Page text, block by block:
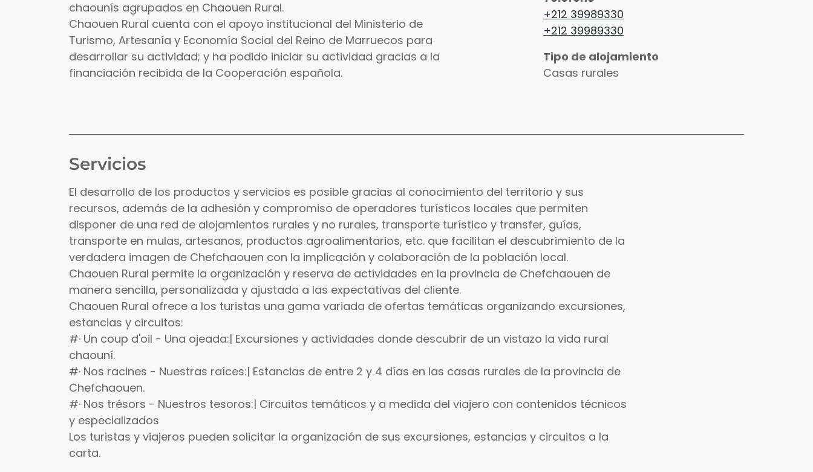
+212 39989330
+212 39989330
Tipo de alojamiento
Casas rurales
chaounís agrupados en Chaouen Rural.
Chaouen Rural cuenta con el apoyo institucional del Ministerio de
Turismo, Artesanía y Economía Social del Reino de Marruecos para
desarrollar su actividad; y ha podido iniciar su actividad gracias a la
financiación recibida de la Cooperación española.
Servicios
El desarrollo de los productos y servicios es posible gracias al conocimiento del territorio y sus
recursos, además de la adhesión y compromiso de operadores turísticos locales que permiten
disponer de una red de alojamientos rurales y no rurales, transporte turístico y transfer, guías,
transporte en mulas, artesanos, productos agroalimentarios, etc. que facilitan el descubrimiento de la
verdadera imagen de Chefchaouen con la implicación y colaboración de la población local.
Chaouen Rural permite la organización y reserva de actividades en la provincia de Chefchaouen de
manera sencilla, personalizada y ajustada a las expectativas del cliente.
Chaouen Rural ofrece a los turistas una gama variada de ofertas temáticas organizando excursiones,
estancias y circuitos:
#· Un coup d'oil - Una ojeada:| Excursiones y actividades donde descubrir de un vistazo la vida rural
chaouní.
#· Nos racines - Nuestras raíces:| Estancias de entre 2 y 4 días en las casas rurales de la provincia de
Chefchaouen.
#· Nos trésors - Nuestros tesoros:| Circuitos temáticos y a medida del viajero con contenidos técnicos
y especializados
Los turistas y viajeros pueden solicitar la organización de sus excursiones, estancias y circuitos a la
carta.